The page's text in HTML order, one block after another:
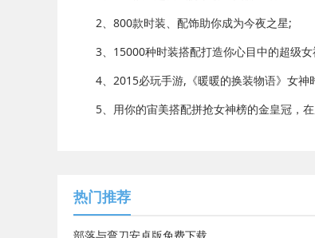
2、800款时装、配饰助你成为今夜之星;
3、15000种时装搭配打造你心目中的超级女
4、2015必玩手游,《暖暖的换装物语》女神
5、用你的宙美搭配拼抢女神榜的金皇冠，在
热门推荐